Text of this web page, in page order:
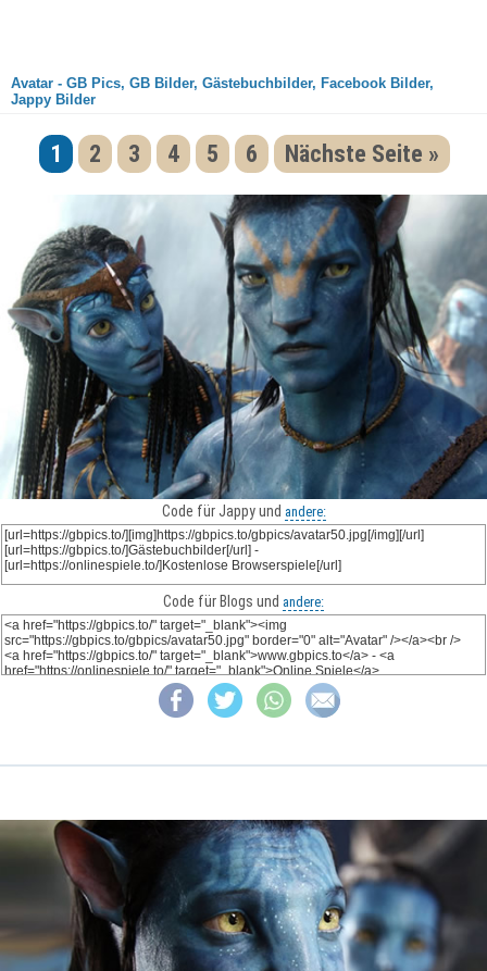
Avatar - GB Pics, GB Bilder, Gästebuchbilder, Facebook Bilder,
Jappy Bilder
1 2 3 4 5 6 Nächste Seite »
Code für Jappy und andere:
Code für Blogs und andere: